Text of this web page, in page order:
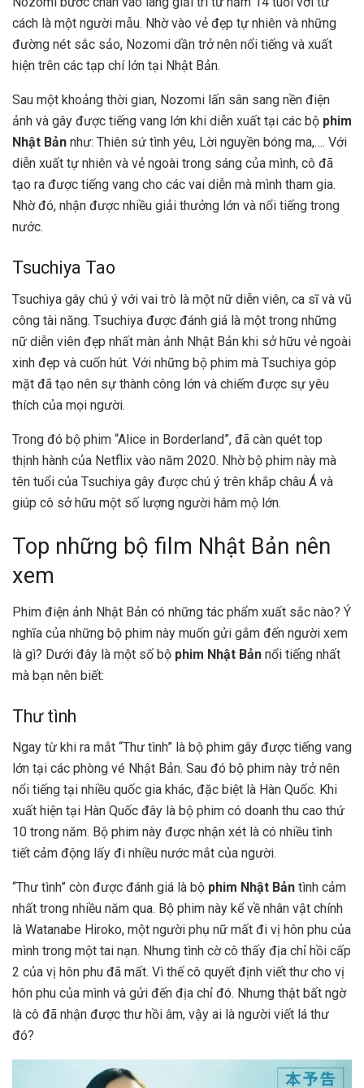
cách là một người mẫu. Nhờ vào vẻ đẹp tự nhiên và những
đường nét sắc sảo, Nozomi dần trở nên nổi tiếng và xuất
hiện trên các tạp chí lớn tại Nhật Bản.
Sau một khoảng thời gian, Nozomi lấn sân sang nền điện
ảnh và gây được tiếng vang lớn khi diễn xuất tại các bộ phim
Nhật Bản như: Thiên sứ tình yêu, Lời nguyền bóng ma,…. Với
diễn xuất tự nhiên và vẻ ngoài trong sáng của mình, cô đã
tạo ra được tiếng vang cho các vai diễn mà mình tham gia.
Nhờ đó, nhận được nhiều giải thưởng lớn và nổi tiếng trong
nước.
Tsuchiya Tao
Tsuchiya gây chú ý với vai trò là một nữ diễn viên, ca sĩ và vũ
công tài năng. Tsuchiya được đánh giá là một trong những
nữ diễn viên đẹp nhất màn ảnh Nhật Bản khi sở hữu vẻ ngoài
xinh đẹp và cuốn hút. Với những bộ phim mà Tsuchiya góp
mặt đã tạo nên sự thành công lớn và chiếm được sự yêu
thích của mọi người.
Trong đó bộ phim “Alice in Borderland”, đã càn quét top
thịnh hành của Netflix vào năm 2020. Nhờ bộ phim này mà
tên tuổi của Tsuchiya gây được chú ý trên khắp châu Á và
giúp cô sở hữu một số lượng người hâm mộ lớn.
Top những bộ film Nhật Bản nên
xem
Phim điện ảnh Nhật Bản có những tác phẩm xuất sắc nào? Ý
nghĩa của những bộ phim này muốn gửi gắm đến người xem
là gì? Dưới đây là một số bộ phim Nhật Bản nổi tiếng nhất
mà bạn nên biết:
Thư tình
Ngay từ khi ra mắt “Thư tình” là bộ phim gây được tiếng vang
lớn tại các phòng vé Nhật Bản. Sau đó bộ phim này trở nên
nổi tiếng tại nhiều quốc gia khác, đặc biệt là Hàn Quốc. Khi
xuất hiện tại Hàn Quốc đây là bộ phim có doanh thu cao thứ
10 trong năm. Bộ phim này được nhận xét là có nhiều tình
tiết cảm động lấy đi nhiều nước mắt của người.
“Thư tình” còn được đánh giá là bộ phim Nhật Bản tình cảm
nhất trong nhiều năm qua. Bộ phim này kể về nhân vật chính
là Watanabe Hiroko, một người phụ nữ mất đi vị hôn phu của
mình trong một tai nạn. Nhưng tình cờ cô thấy địa chỉ hồi cấp
2 của vị hôn phu đã mất. Vì thế cô quyết định viết thư cho vị
hôn phu của mình và gửi đến địa chỉ đó. Nhưng thật bất ngờ
là cô đã nhận được thư hồi âm, vậy ai là người viết lá thư
đó?